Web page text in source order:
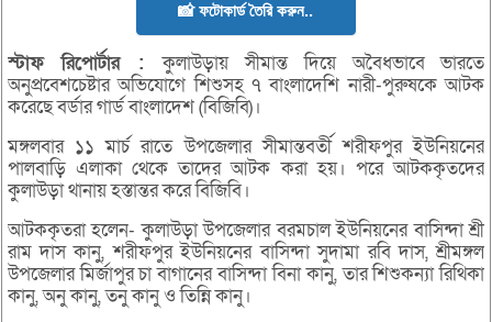
📸 ফটোকার্ড তৈরি করুন..
স্টাফ রিপোর্টার :কুলাউড়ায় সীমান্ত দিয়ে অবৈধভাবে ভারতে
অনুপ্রবেশচেষ্টার অভিযোগে শিশুসহ ৭ বাংলাদেশি নারী-পুরুষকে আটক
করেছে বর্ডার গার্ড বাংলাদেশ (বিজিবি)।
মঙ্গলবার ১১ মার্চ রাতে উপজেলার সীমান্তবর্তী শরীফপুর ইউনিয়নের
পালবাড়ি এলাকা থেকে তাদের আটক করা হয়। পরে আটককৃতদের
কুলাউড়া থানায় হস্তান্তর করে বিজিবি।
আটককৃতরা হলেন- কুলাউড়া উপজেলার বরমচাল ইউনিয়নের বাসিন্দা শ্রী
রাম দাস কানু, শরীফপুর ইউনিয়নের বাসিন্দা সুদামা রবি দাস, শ্রীমঙ্গল
উপজেলার মির্জাপুর চা বাগানের বাসিন্দা বিনা কানু, তার শিশুকন্যা রিথিকা
কানু, অনু কানু, তনু কানু ও তিন্নি কানু।